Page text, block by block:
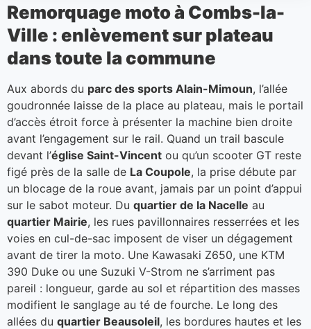
Remorquage moto à Combs-la-
Ville : enlèvement sur plateau
dans toute la commune
Aux abords du parc des sports Alain-Mimoun, l’allée
goudronnée laisse de la place au plateau, mais le portail
d’accès étroit force à présenter la machine bien droite
avant l’engagement sur le rail. Quand un trail bascule
devant l’église Saint-Vincent ou qu’un scooter GT reste
figé près de la salle de La Coupole, la prise débute par
un blocage de la roue avant, jamais par un point d’appui
sur le sabot moteur. Du quartier de la Nacelle au
quartier Mairie, les rues pavillonnaires resserrées et les
voies en cul-de-sac imposent de viser un dégagement
avant de tirer la moto. Une Kawasaki Z650, une KTM
390 Duke ou une Suzuki V-Strom ne s’arriment pas
pareil : longueur, garde au sol et répartition des masses
modifient le sanglage au té de fourche. Le long des
allées du quartier Beausoleil, les bordures hautes et les